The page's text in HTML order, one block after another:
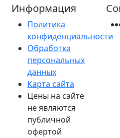
Информация
Политика
конфиденциальности
Обработка
персональных
данных
Карта сайта
Цены на сайте
не являются
публичной
офертой